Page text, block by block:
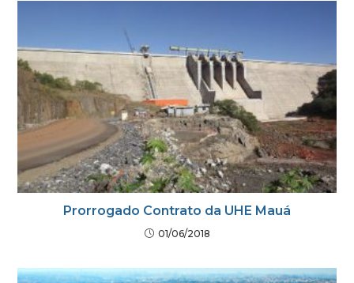
Prorrogado Contrato da UHE Mauá
01/06/2018